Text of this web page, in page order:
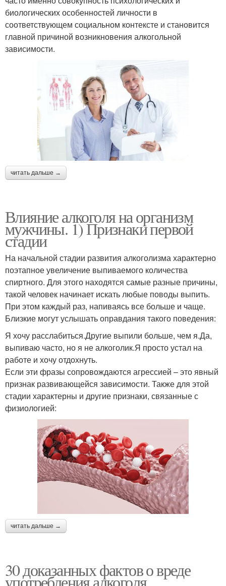
биологических особенностей личности в
соответствующем социальном контексте и становится
главной причиной возникновения алкогольной
зависимости.
читать дальше →
Влияние алкоголя на организм
мужчины. 1) Признаки первой
стадии
На начальной стадии развития алкоголизма характерно
поэтапное увеличение выпиваемого количества
спиртного. Для этого находятся самые разные причины,
такой человек начинает искать любые поводы выпить.
При этом каждый раз, напиваясь все больше и чаще.
Близкие могут услышать оправдания такого поведения:
Я хочу расслабиться.Другие выпили больше, чем я.Да,
выпиваю часто, но я не алкоголик.Я просто устал на
работе и хочу отдохнуть.
Если эти фразы сопровождаются агрессией – это явный
признак развивающейся зависимости. Также для этой
стадии характерны и другие признаки, связанные с
физиологией:
читать дальше →
30 доказанных фактов о вреде